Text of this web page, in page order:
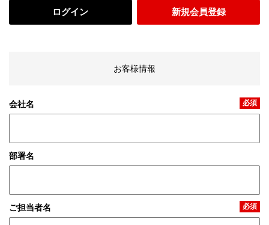
ログイン 新規会員登録
お客様情報
会社名 必須
部署名
ご担当者名 必須